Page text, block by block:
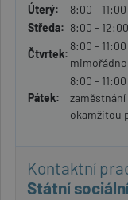
Úterý:
8:00 - 11:00
Středa: 8:00 -
Čtvrtek:
8:00 -
Pátek:
8:00 -
okamžitou
Kontaktní
Státní